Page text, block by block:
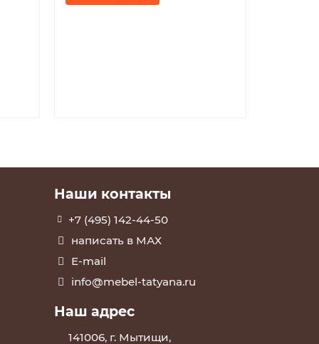
Наши контакты
+7 (495) 142-44-50
написать в МАХ
E-mail
info@mebel-tatyana.ru
Наш адрес
141006, г. Мытищи,